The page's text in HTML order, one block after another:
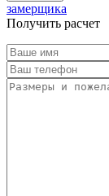
замерщика
Получить расчет